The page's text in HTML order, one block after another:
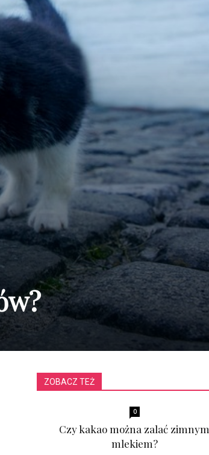
ZOBACZ TEŻ
0
Czy kakao można zalać zimnym
mlekiem?